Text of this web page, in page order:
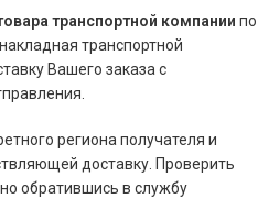
транспортной компании по
транспортной
Вашего заказа с
региона получателя и
доставку. Проверить
обратившись в службу